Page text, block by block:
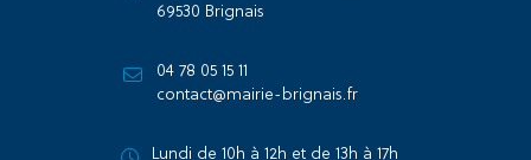
69530 Brignais
04 78 05 15 11
contact@mairie-brignais.fr
Lundi de 10h à 12h et de 13h à 17h